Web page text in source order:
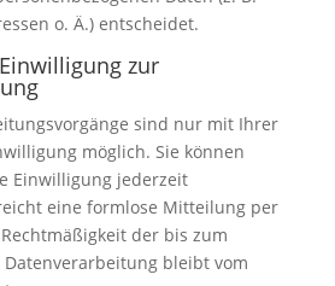
o. Ä.) entscheidet.
zur
sind nur mit Ihrer
möglich. Sie können
Einwilligung jederzeit
eine formlose Mitteilung per
der bis zum
bleibt vom